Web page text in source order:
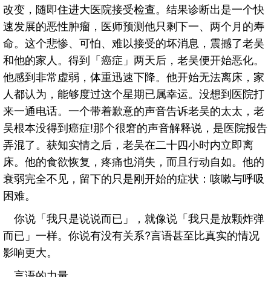
改变，随即住进大医院接受检查。结果诊断出是一个快
速发展的恶性肿瘤，医师预测他只剩下一、两个月的寿
命。这个悲惨、可怕、难以接受的坏消息，震撼了老吴
和他的家人。得到「癌症」两天后，老吴便开始恶化。
他感到非常虚弱，体重迅速下降。他开始无法离床，家
人都认为，能够度过这个星期已属幸运。没想到医院打
来一通电话。一个带着歉意的声音告诉老吴的太太，老
吴根本没得到癌症!那个很窘的声音解释说，是医院报告
弄混了。获知实情之后，老吴在二十四小时内立即离
床。他的食欲恢复，疼痛也消失，而且行动自如。他的
衰弱完全不见，留下的只是刚开始的症状：咳嗽与呼吸
困难。
你说「我只是说说而已」，就像说「我只是放颗炸弹
而已」一样。你说有没有关系?言语甚至比真实的情况
影响更大。
言语的力量